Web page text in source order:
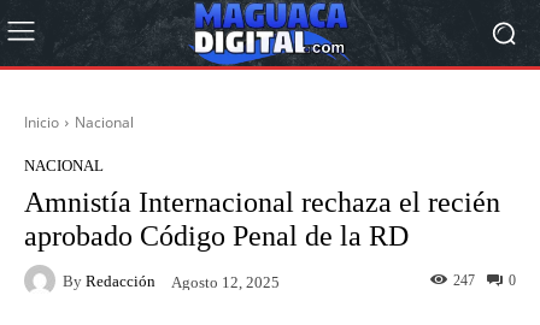
Inicio Nacional
NACIONAL
Amnistía Internacional rechaza el recién
aprobado Código Penal de la RD
By Redacción Agosto 12, 2025 0
247